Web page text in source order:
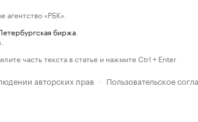
«РБК».
биржа
часть текста в статье и нажмите Ctrl + Enter
авторских прав · Пользовательское